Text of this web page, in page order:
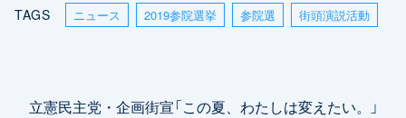
TAGS ニュース 2019参院選挙 参院選 街頭演説活動
立憲民主党・企画街宣「この夏、わたしは変えたい。」